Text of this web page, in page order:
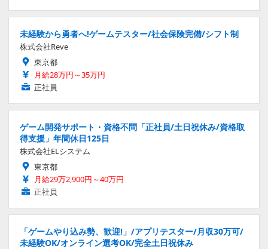
未経験から勇者へ!ゲームテスター/社会保険完備/シフト制
株式会社Reve
東京都
月給28万円～35万円
正社員
ゲーム開発サポート・資格不問「正社員/土日祝休み/資格取
得支援」年間休日125日
株式会社ELシステム
東京都
月給29万2,900円～40万円
正社員
「ゲームやり込み勢、歓迎!」/アプリテスター/月収30万可/
未経験OK/オンライン選考OK/完全土日祝休み